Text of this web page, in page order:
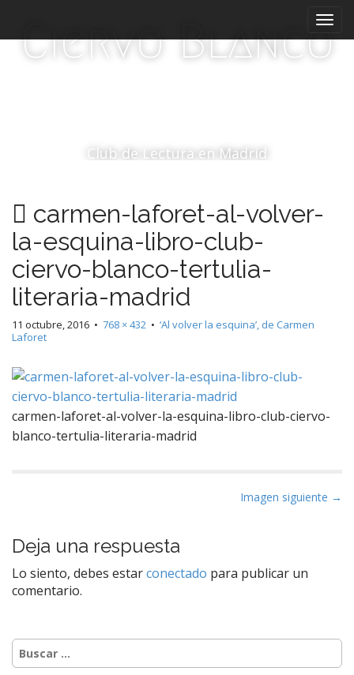
l
Ciervo Blanco
Club de Lectura en Madrid
carmen-laforet-al-volver-
la-esquina-libro-club-
ciervo-blanco-tertulia-
literaria-madrid
11 octubre, 2016 • 768 × 432 • ‘Al volver la esquina’, de Carmen
Laforet
carmen-laforet-al-volver-la-esquina-libro-club-ciervo-
blanco-tertulia-literaria-madrid
v
e
g
a
i
ó
Imagen siguiente →
Deja una respuesta
Lo siento, debes estarconectado para publicar un
comentario.
Buscar: